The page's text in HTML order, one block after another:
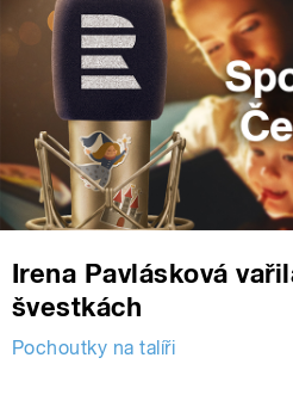
Irena Pavlásková
švestkách
Pochoutky na talíři